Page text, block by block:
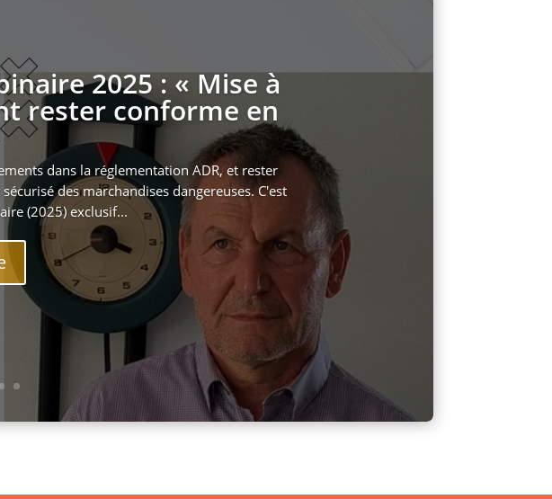
2025 : « Mise à
rester conforme en
dans la réglementation ADR, et rester
des marchandises dangereuses. C'est
(2025) exclusif...